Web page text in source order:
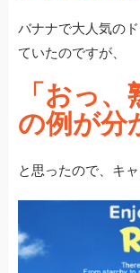
c
e
b
o
k
tt
er
e
a
バナナで大人気の
ていたのですが、
「おっ
の例が分
と思ったので、キ